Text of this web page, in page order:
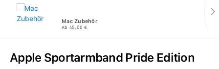
Mac Zubehör
Ab 45,00 €
Apple Sportarmband Pride Edition